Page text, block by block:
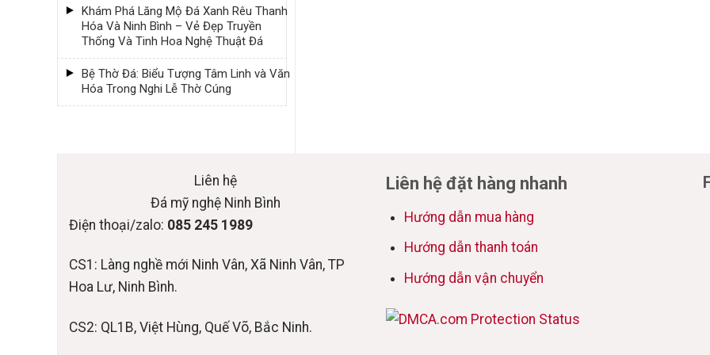
Khám Phá Lăng Mộ Đá Xanh Rêu Thanh
Hóa Và Ninh Bình – Vẻ Đẹp Truyền
Thống Và Tinh Hoa Nghệ Thuật Đá
Bệ Thờ Đá: Biểu Tượng Tâm Linh và Văn
Hóa Trong Nghi Lễ Thờ Cúng
Liên hệ
Đá mỹ nghệ Ninh Bình
Điện thoại/zalo: 085 245 1989
CS1: Làng nghề mới Ninh Vân, Xã Ninh Vân, TP
Hoa Lư, Ninh Bình.
CS2: QL1B, Việt Hùng, Quế Võ, Bắc Ninh.
Liên hệ đặt hàng nhanh
Hướng dẫn mua hàng
Hướng dẫn thanh toán
Hướng dẫn vận chuyển